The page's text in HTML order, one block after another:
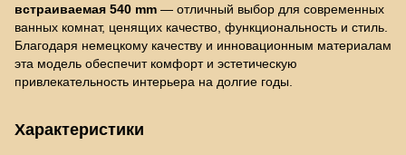
встраиваемая 540 mm — отличный выбор для современных
ванных комнат, ценящих качество, функциональность и стиль.
Благодаря немецкому качеству и инновационным материалам
эта модель обеспечит комфорт и эстетическую
привлекательность интерьера на долгие годы.
Характеристики